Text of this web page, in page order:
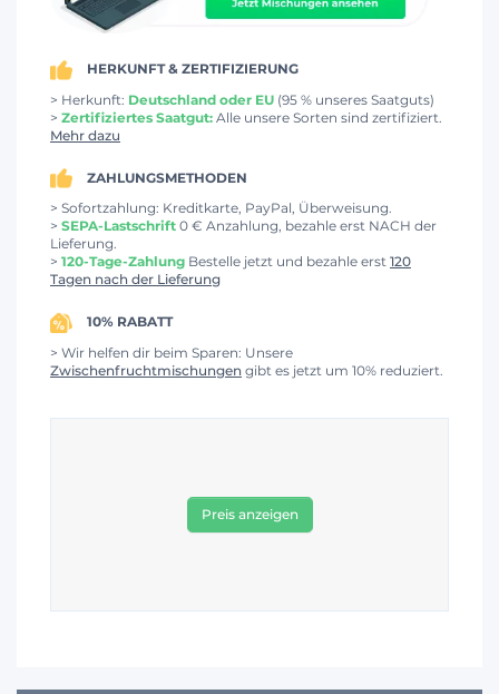
HERKUNFT & ZERTIFIZIERUNG
> Herkunft: Deutschland oder EU (95 % unseres Saatguts)
> Zertifiziertes Saatgut: Alle unsere Sorten sind zertifiziert.
Mehr dazu
ZAHLUNGSMETHODEN
> Sofortzahlung: Kreditkarte, PayPal, Überweisung.
> SEPA-Lastschrift 0 € Anzahlung, bezahle erst NACH der
Lieferung.
> 120-Tage-Zahlung Bestelle jetzt und bezahle erst 120
Tagen nach der Lieferung
10% RABATT
> Wir helfen dir beim Sparen: Unsere
Zwischenfruchtmischungen gibt es jetzt um 10% reduziert.
Preis anzeigen